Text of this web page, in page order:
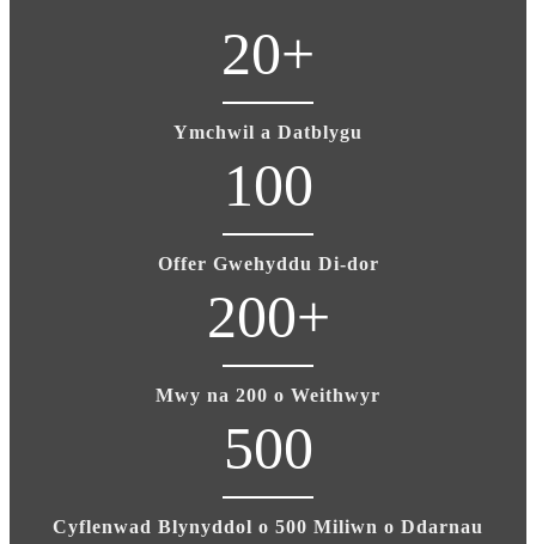
20+
Ymchwil a Datblygu
100
Offer Gwehyddu Di-dor
200+
Mwy na 200 o Weithwyr
500
Cyflenwad Blynyddol o 500 Miliwn o Ddarnau